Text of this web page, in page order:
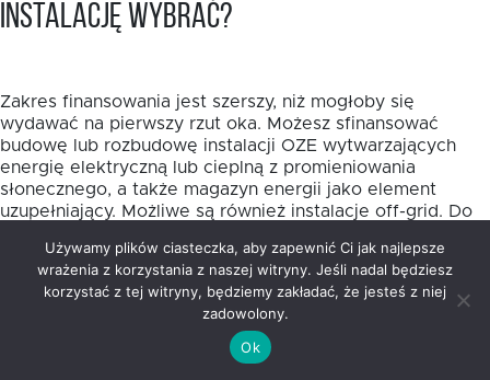
instalację wybrać?
Zakres finansowania jest szerszy, niż mogłoby się
wydawać na pierwszy rzut oka. Możesz sfinansować
budowę lub rozbudowę instalacji OZE wytwarzających
energię elektryczną lub cieplną z promieniowania
słonecznego, a także magazyn energii jako element
uzupełniający. Możliwe są również instalacje off-grid. Do
przyłączenie źródeł OZE do sieci energetycznych lub
ciepłowniczych.
Wybór samej technologii warto oprzeć nie na modzie,
lecz na realnym profilu zużycia energii. W projektach
publicznych i mieszkaniowych fotowoltaika często
Używamy plików ciasteczka, aby zapewnić Ci jak najlepsze
wrażenia z korzystania z naszej witryny. Jeśli nadal będziesz
korzystać z tej witryny, będziemy zakładać, że jesteś z niej
zadowolony.
Ok